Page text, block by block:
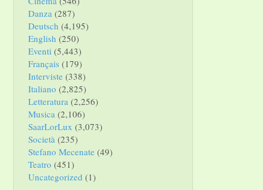
Danza (287)
Deutsch (4,195)
English (250)
Eventi (5,443)
Français (179)
Interviste (338)
Italiano (2,825)
Letteratura (2,256)
Musica (2,106)
SaarLorLux (3,073)
Società (235)
Stefano Mecenate (49)
Teatro (451)
Uncategorized (1)